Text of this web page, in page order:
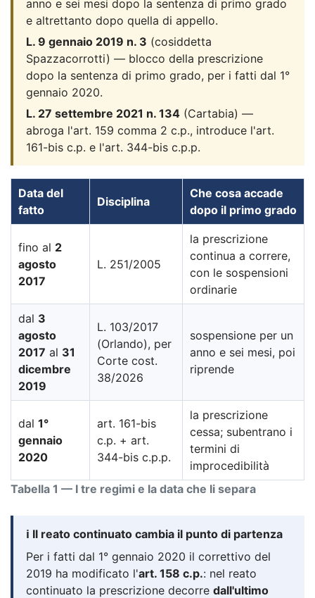
anno e sei mesi dopo la sentenza di primo grado
e altrettanto dopo quella di appello.
L. 9 gennaio 2019 n. 3 (cosiddetta
Spazzacorrotti) — blocco della prescrizione
dopo la sentenza di primo grado, per i fatti dal 1°
gennaio 2020.
L. 27 settembre 2021 n. 134 (Cartabia) —
abroga l'art. 159 comma 2 c.p., introduce l'art.
161-bis c.p. e l'art. 344-bis c.p.p.
Tabella 1 — I tre regimi e la data che li separa
Data del
fatto
Disciplina
Che cosa accade
dopo il primo grado
fino al 2
agosto
2017
L. 251/2005
la prescrizione
continua a correre,
con le sospensioni
ordinarie
dal 3
agosto
2017 al 31
dicembre
2019
L. 103/2017
(Orlando), per
Corte cost.
38/2026
sospensione per un
anno e sei mesi, poi
riprende
dal 1°
gennaio
2020
art. 161-bis
c.p. + art.
344-bis c.p.p.
la prescrizione
cessa; subentrano i
termini di
improcedibilità
ℹ️ Il reato continuato cambia il punto di partenza
Per i fatti dal 1° gennaio 2020 il correttivo del
2019 ha modificato l'art. 158 c.p.: nel reato
continuato la prescrizione decorre dall'ultimo